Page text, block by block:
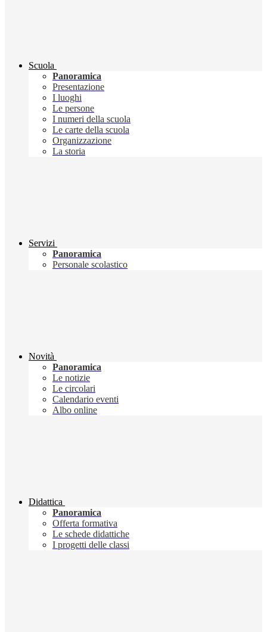
Scuola
Panoramica
Presentazione
I luoghi
Le persone
I numeri della scuola
Le carte della scuola
Organizzazione
La storia
Servizi
Panoramica
Personale scolastico
Novità
Panoramica
Le notizie
Le circolari
Calendario eventi
Albo online
Didattica
Panoramica
Offerta formativa
Le schede didattiche
I progetti delle classi